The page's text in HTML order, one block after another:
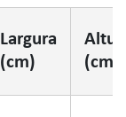
Largura
(cm)
(cm)